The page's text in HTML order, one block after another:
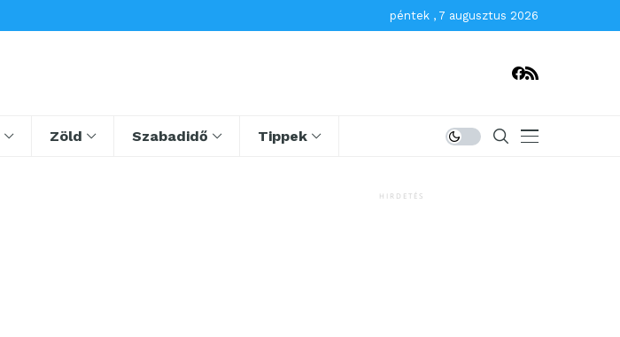
péntek , 7 augusztus 2026
Zöld Szabadidő Tippek
HIRDETÉS